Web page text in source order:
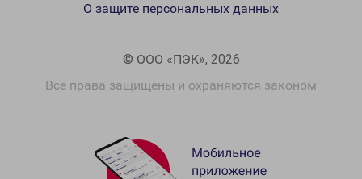
© ООО «ПЭК», 2026
Все права защищены и охраняются законом
О защите персональных данных